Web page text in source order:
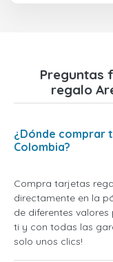
Preguntas
regalo
¿Dónde comprar
Colombia?
Compra tarjetas
directamente en la
de diferentes
ti y con todas las
solo unos clics!